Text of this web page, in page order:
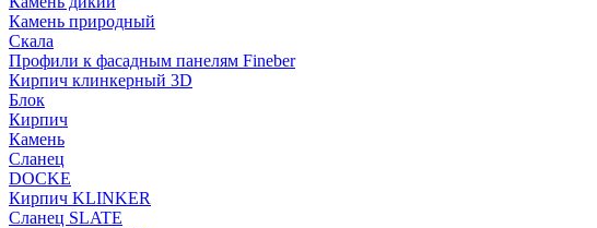
Камень природный
Скала
Профили к фасадным панелям Fineber
Кирпич клинкерный 3D
Блок
Кирпич
Камень
Сланец
DOCKE
Кирпич KLINKER
Сланец SLATE